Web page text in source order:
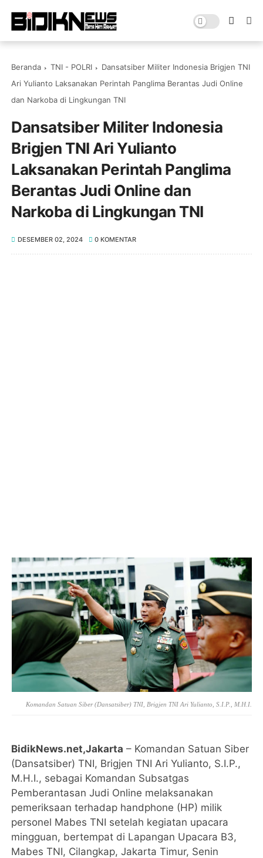
Beranda TNI - POLRI
Dansatsiber Militer Indonesia Brigjen TNI
Ari Yulianto Laksanakan Perintah Panglima Berantas Judi Online
dan Narkoba di Lingkungan TNI
Dansatsiber Militer Indonesia
Brigjen TNI Ari Yulianto
Laksanakan Perintah Panglima
Berantas Judi Online dan
Narkoba di Lingkungan TNI
DESEMBER 02, 2024 0 KOMENTAR
Komandan Satuan Siber (Dansatsiber) TNI, Brigjen TNI Ari Yulianto, S.I.P., M.H.I.
BidikNews.net,Jakarta – Komandan Satuan Siber
(Dansatsiber) TNI, Brigjen TNI Ari Yulianto, S.I.P.,
M.H.I., sebagai Komandan Subsatgas
Pemberantasan Judi Online melaksanakan
pemeriksaan terhadap handphone (HP) milik
personel Mabes TNI setelah kegiatan upacara
mingguan, bertempat di Lapangan Upacara B3,
Mabes TNI, Cilangkap, Jakarta Timur, Senin